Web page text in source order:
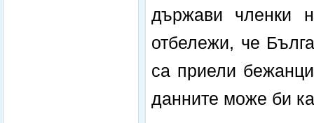
държави членки
отбележи, че
са приели
данните може би